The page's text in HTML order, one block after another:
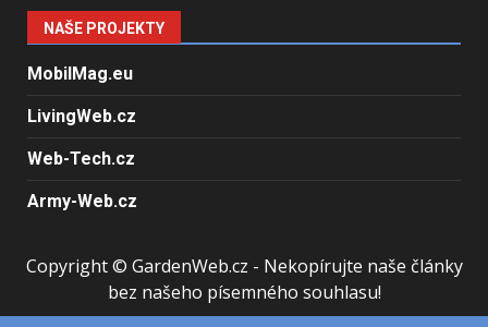
NAŠE PROJEKTY
MobilMag.eu
LivingWeb.cz
Web-Tech.cz
Army-Web.cz
Copyright © GardenWeb.cz - Nekopírujte naše články
bez našeho písemného souhlasu!